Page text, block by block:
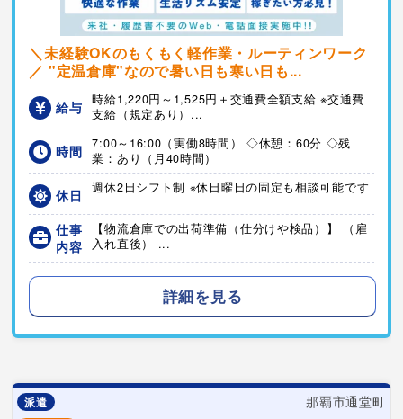
＼未経験OKのもくもく軽作業・ルーティンワーク
／ "定温倉庫"なので暑い日も寒い日も...
給与
時給1,220円～1,525円＋交通費全額支給 ※交通費
支給（規定あり）...
時間
7:00～16:00（実働8時間） ◇休憩：60分 ◇残
業：あり（月40時間）
休日 週休2日シフト制 ※休日曜日の固定も相談可能です
仕事
内容
【物流倉庫での出荷準備（仕分けや検品）】 （雇
入れ直後） ...
詳細を見る
派遣 那覇市通堂町